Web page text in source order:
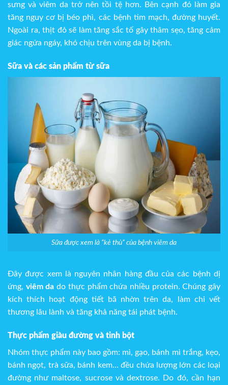
sưng và viêm da trở nên tồi tệ hơn. Bên cạnh đó làm gia
tăng nguy cơ bị béo phì, các bệnh tim mạch, đường huyết.
Ngoài ra, thịt đỏ sẽ làm tăng sắc tố gây thâm sẹo, tăng cảm
giác ngứa ngáy, khó chịu trên vùng da bị bệnh.
Sữa và các sản phẩm từ sữa
Sữa được xem là “kẻ thù” của bệnh viêm da
Đây được xem là nguyên nhân hàng đầu của các bệnh dị
ứng, viêm da do thực phẩm chứa nhiều protein. Chúng gây
kích thích hoạt động tiết bã nhờn trên da, làm chi vết
thương lâu lành và tăng khả năng tái phát bệnh.
Thực phẩm giàu đường và tinh bột
Nhóm thực phẩm này bao gồm: mì, gạo, bánh mì trắng, kẹo,
bánh ngọt, trà sữa, bánh kem… đều chứa lượng lớn các loại
đường như maltose, sucrose và dextrose. Do đó, cần hạn